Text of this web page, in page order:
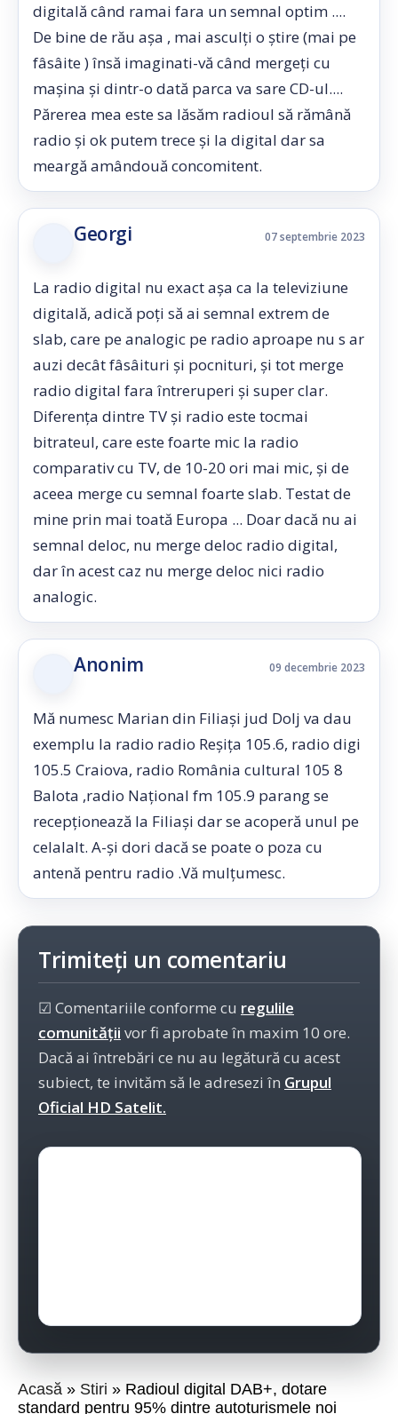
digitală când ramai fara un semnal optim ....
De bine de rău așa , mai asculți o știre (mai pe
fâsâite ) însă imaginati-vă când mergeți cu
mașina și dintr-o dată parca va sare CD-ul....
Părerea mea este sa lăsăm radioul să rămână
radio și ok putem trece și la digital dar sa
meargă amândouă concomitent.
Georgi 07 septembrie 2023
La radio digital nu exact așa ca la televiziune
digitală, adică poți să ai semnal extrem de
slab, care pe analogic pe radio aproape nu s ar
auzi decât fâsâituri și pocnituri, și tot merge
radio digital fara întreruperi și super clar.
Diferența dintre TV și radio este tocmai
bitrateul, care este foarte mic la radio
comparativ cu TV, de 10-20 ori mai mic, și de
aceea merge cu semnal foarte slab. Testat de
mine prin mai toată Europa ... Doar dacă nu ai
semnal deloc, nu merge deloc radio digital,
dar în acest caz nu merge deloc nici radio
analogic.
Anonim 09 decembrie 2023
Mă numesc Marian din Filiași jud Dolj va dau
exemplu la radio radio Reșița 105.6, radio digi
105.5 Craiova, radio România cultural 105 8
Balota ,radio Național fm 105.9 parang se
recepționează la Filiași dar se acoperă unul pe
celalalt. A-și dori dacă se poate o poza cu
antenă pentru radio .Vă mulțumesc.
Trimiteți un comentariu
☑ Comentariile conforme cu regulile
comunității vor fi aprobate în maxim 10 ore.
Dacă ai întrebări ce nu au legătură cu acest
subiect, te invităm să le adresezi în Grupul
Oficial HD Satelit.
Acasă Stiri
Radioul digital DAB+, dotare
standard pentru 95% dintre autoturismele noi